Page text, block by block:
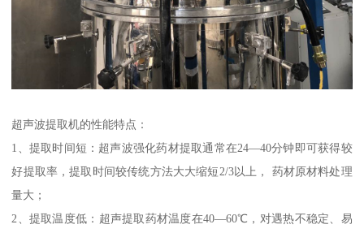
超声波提取机的性能特点：
1、提取时间短：超声波强化药材提取通常在24—40分钟即可获得较
好提取率，提取时间较传统方法大大缩短2/3以上， 药材原材料处理
量大；
2、提取温度低：超声提取药材温度在40—60℃，对遇热不稳定、易